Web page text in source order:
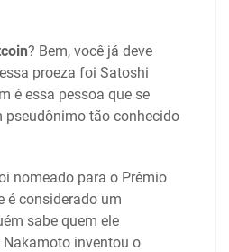
? Bem, você já deve
proeza foi Satoshi
é essa pessoa que se
pseudônimo tão conhecido
nomeado para o Prêmio
é considerado um
sabe quem ele
inventou o